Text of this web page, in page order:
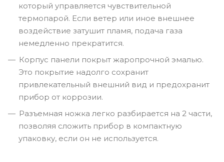
который управляется чувствительной
термопарой. Если ветер или иное внешнее
воздействие затушит пламя, подача газа
немедленно прекратится.
Корпус панели покрыт жаропрочной эмалью.
Это покрытие надолго сохранит
привлекательный внешний вид и предохранит
прибор от коррозии.
Разъемная ножка легко разбирается на 2 части,
позволяя сложить прибор в компактную
упаковку, если он не используется.